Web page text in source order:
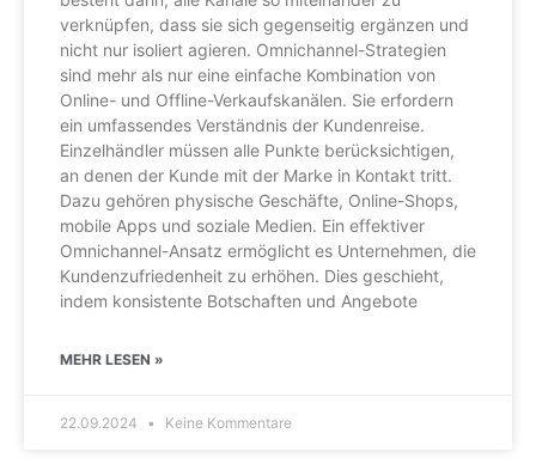
verknüpfen, dass sie sich gegenseitig ergänzen und
nicht nur isoliert agieren. Omnichannel-Strategien
sind mehr als nur eine einfache Kombination von
Online- und Offline-Verkaufskanälen. Sie erfordern
ein umfassendes Verständnis der Kundenreise.
Einzelhändler müssen alle Punkte berücksichtigen,
an denen der Kunde mit der Marke in Kontakt tritt.
Dazu gehören physische Geschäfte, Online-Shops,
mobile Apps und soziale Medien. Ein effektiver
Omnichannel-Ansatz ermöglicht es Unternehmen, die
Kundenzufriedenheit zu erhöhen. Dies geschieht,
indem konsistente Botschaften und Angebote
MEHR LESEN »
22.09.2024 Keine Kommentare